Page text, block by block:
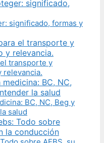
significado, formas y
transporte y
relevancia.
BC, NC, Beg y
salud